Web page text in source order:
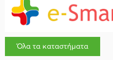
Όλα τα καταστήματα